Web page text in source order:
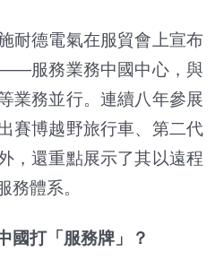
耐德電氣在服貿會上宣布
服務業務中國中心，與
業務並行。連續八年參展
賽博越野旅行車、第二代
，還重點展示了其以遠程
務體系。
國打「服務牌」？